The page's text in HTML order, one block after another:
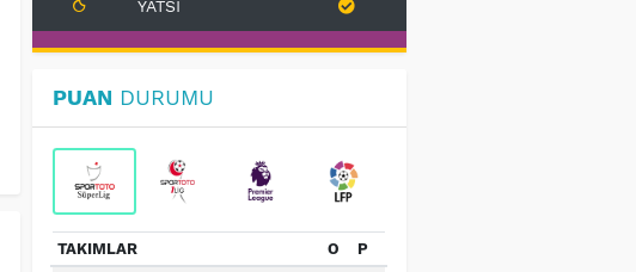
YATSI
PUAN DURUMU
TAKIMLAR O P